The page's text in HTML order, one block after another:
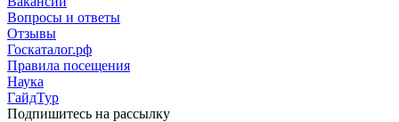
Вопросы и ответы
Отзывы
Госкаталог.рф
Правила посещения
Наука
ГайдТур
Подпишитесь на рассылку